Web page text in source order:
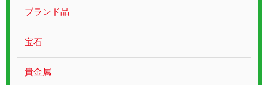
買取の流れ
買取ブログ
貴金属ブランド
ブランド品
宝石
貴金属